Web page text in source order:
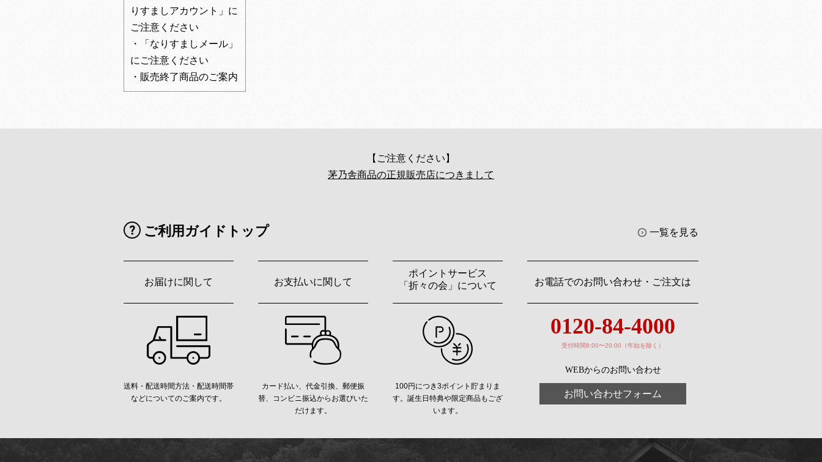
りすましアカウント」に
ご注意ください
・「なりすましメール」
にご注意ください
・販売終了商品のご案内
【ご注意ください】
茅乃舎商品の正規販売店につきまして
ご利用ガイドトップ 一覧を見る
お届けに関して
送料・配送時間方法・配送時間帯
などについてのご案内です。
お支払いに関して
カード払い、代金引換、郵便振
替、コンビニ振込からお選びいた
だけます。
ポイントサービス
「折々の会」について
100円につき3ポイント貯まりま
す。誕生日特典や限定商品もござ
います。
お電話でのお問い合わせ・ご注文は
0120-84-4000
受付時間8:00〜20:00（年始を除く）
WEBからのお問い合わせ
お問い合わせフォーム